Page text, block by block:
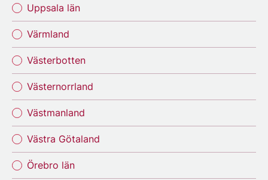
Uppsala län
Värmland
Västerbotten
Västernorrland
Västmanland
Västra Götaland
Örebro län